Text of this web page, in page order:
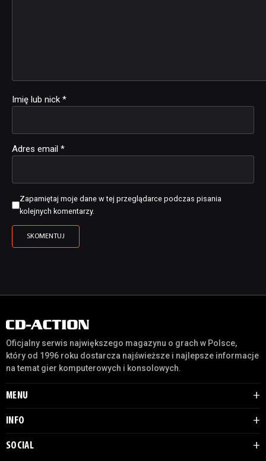
Imię lub nick *
Adres email *
Zapamiętaj moje dane w tej przeglądarce podczas pisania
kolejnych komentarzy.
Oficjalny serwis największego magazynu o grach w Polsce,
który od 1996 roku dostarcza najświeższe i najlepsze informacje
na temat gier komputerowych i konsolowych.
MENU
INFO
SOCIAL